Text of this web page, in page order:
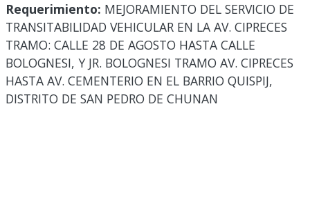
Requerimiento: MEJORAMIENTO DEL SERVICIO DE
TRANSITABILIDAD VEHICULAR EN LA AV. CIPRECES
TRAMO: CALLE 28 DE AGOSTO HASTA CALLE
BOLOGNESI, Y JR. BOLOGNESI TRAMO AV. CIPRECES
HASTA AV. CEMENTERIO EN EL BARRIO QUISPIJ,
DISTRITO DE SAN PEDRO DE CHUNAN